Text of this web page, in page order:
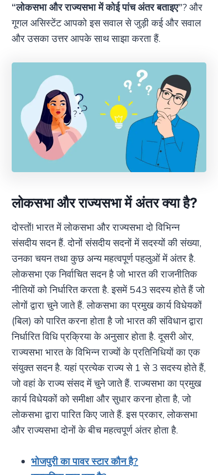
“लोकसभा और राज्यसभा में कोई पांच अंतर बताइए”? और
गूगल असिस्टेंट आपको इस सवाल से जुड़ी कई और सवाल
और उसका उत्तर आपके साथ साझा करता हैं.
लोकसभा और राज्यसभा में अंतर क्या है?
दोस्तों! भारत में लोकसभा और राज्यसभा दो विभिन्न
संसदीय सदन हैं. दोनों संसदीय सदनों में सदस्यों की संख्या,
उनका चयन तथा कुछ अन्य महत्वपूर्ण पहलुओं में अंतर है.
लोकसभा एक निर्वाचित सदन है जो भारत की राजनीतिक
नीतियों को निर्धारित करता है. इसमें 543 सदस्य होते हैं जो
लोगों द्वारा चुने जाते हैं. लोकसभा का प्रमुख कार्य विधेयकों
(बिल) को पारित करना होता है जो भारत की संविधान द्वारा
निर्धारित विधि प्रक्रिया के अनुसार होता है. दूसरी ओर,
राज्यसभा भारत के विभिन्न राज्यों के प्रतिनिधियों का एक
संयुक्त सदन है. यहां प्रत्येक राज्य से 1 से 3 सदस्य होते हैं,
जो वहां के राज्य संसद में चुने जाते हैं. राज्यसभा का प्रमुख
कार्य विधेयकों को समीक्षा और सुधार करना होता है, जो
लोकसभा द्वारा पारित किए जाते हैं. इस प्रकार, लोकसभा
और राज्यसभा दोनों के बीच महत्वपूर्ण अंतर होता है.
भोजपुरी का पावर स्टार कौन है?